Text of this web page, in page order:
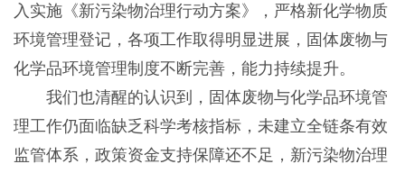
入实施《新污染物治理行动方案》，严格新化学物质
环境管理登记，各项工作取得明显进展，固体废物与
化学品环境管理制度不断完善，能力持续提升。
我们也清醒的认识到，固体废物与化学品环境管
理工作仍面临缺乏科学考核指标，未建立全链条有效
监管体系，政策资金支持保障还不足，新污染物治理